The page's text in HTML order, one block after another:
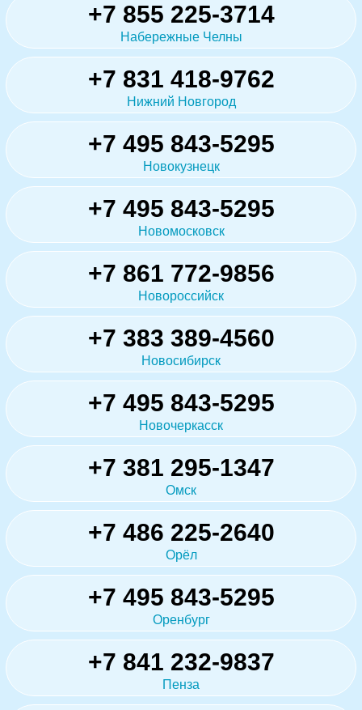
+7 855 225-3714
Набережные Челны
+7 831 418-9762
Нижний Новгород
+7 495 843-5295
Новокузнецк
+7 495 843-5295
Новомосковск
+7 861 772-9856
Новороссийск
+7 383 389-4560
Новосибирск
+7 495 843-5295
Новочеркасск
+7 381 295-1347
Омск
+7 486 225-2640
Орёл
+7 495 843-5295
Оренбург
+7 841 232-9837
Пенза